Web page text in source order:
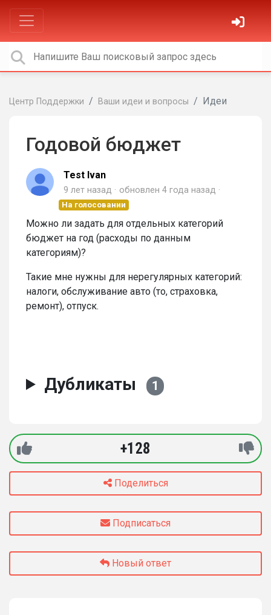
Центр Поддержки Ваши идеи и вопросы Идеи
Годовой бюджет
Test Ivan
9 лет назад обновлен 4 года назад
На голосовании
Можно ли задать для отдельных категорий
бюджет на год (расходы по данным
категориям)?
Такие мне нужны для нерегулярных категорий:
налоги, обслуживание авто (то, страховка,
ремонт), отпуск.
Дубликаты 1
+128
Поделиться
Подписаться
Новый ответ